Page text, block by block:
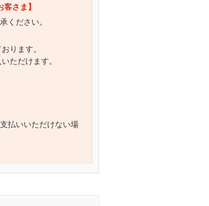
さま】
ください。
ります。
ただけます。
払いいただけない場